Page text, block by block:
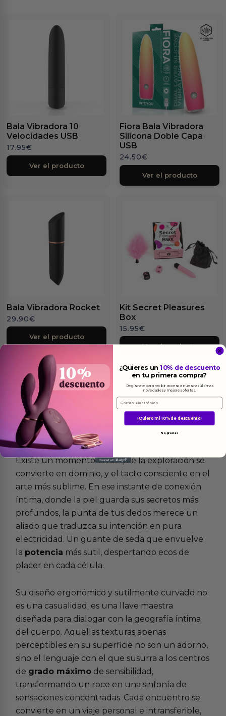
Bala Vibradora 10
Velocidades USB
17.95€
Ver el producto
Fiora Bala Vibradora
Silicona Doble Capa
USB
24.50€
Ver el producto
Bala Vibradora Rocket
29.90€
Ver el producto
Kit Secret Pleasures
Box
15.95€
Ver el producto
Másinformacion
Existe un momento en el que la exploración se
convierte en dominio, y el tacto consciente en el
arte más sublime. En ese instante de conexión
íntima, donde la piel guarda sus secretos más
profundos, la punta de tus dedos merece un
aliado que traduzca su intención en pura
electricidad. Un guante de seda que envuelve
la potencia más sutil, despertando ecos de
placer en cada célula.
Su diseño ergonómico y sutilmente curvado no
es una casualidad; es una llave maestra
diseñada para dialogar con la geografía íntima
del cuerpo. Aquellas texturas apenas
perceptibles en su superficie no son un adorno,
sino el lenguaje con el que susurra a los centros
de grado máximo de sensibilidad,
transformando un roce en una sinfonía de
sensaciones concentradas. Cada encuentro se
convierte en un viaje personal e intransferible,
¿Quieres un10% de descuento
en tu primera compra?
Regístrate para recibir acceso a nuestras últimas
novedades y mejores ofertas.
Email
¡Quiero mi 10% de descuento!
No, gracias